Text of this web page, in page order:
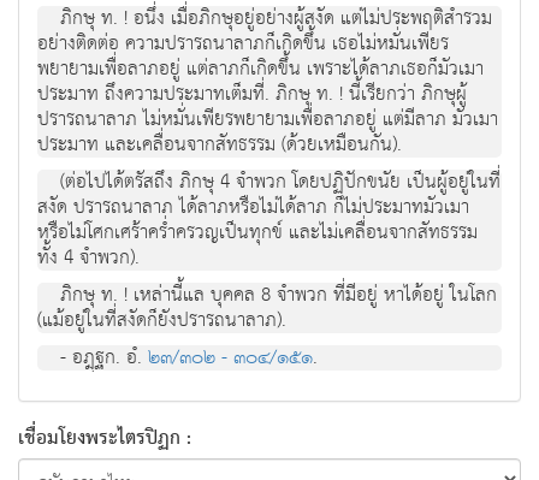
ภิกษุ ท. ! อนึ่ง เมื่อภิกษุอยู่อย่างผู้สงัด แต่ไม่ประพฤติสำรวม
อย่างติดต่อ ความปรารถนาลาภก็เกิดขึ้น เธอไม่หมั่นเพียร
พยายามเพื่อลาภอยู่ แต่ลาภก็เกิดขึ้น เพราะได้ลาภเธอก็มัวเมา
ประมาท ถึงความประมาทเต็มที่. ภิกษุ ท. ! นี้เรียกว่า ภิกษุผู้
ปรารถนาลาภ ไม่หมั่นเพียรพยายามเพื่อลาภอยู่ แต่มีลาภ มัวเมา
ประมาท และเคลื่อนจากสัทธรรม (ด้วยเหมือนกัน).
(ต่อไปได้ตรัสถึง ภิกษุ 4 จำพวก โดยปฏิปักขนัย เป็นผู้อยู่ในที่
สงัด ปรารถนาลาภ ได้ลาภหรือไม่ได้ลาภ ก็ไม่ประมาทมัวเมา
หรือไม่โศกเศร้าคร่ำครวญเป็นทุกข์ และไม่เคลื่อนจากสัทธรรม
ทั้ง 4 จำพวก).
ภิกษุ ท. ! เหล่านี้แล บุคคล 8 จำพวก ที่มีอยู่ หาได้อยู่ ในโลก
(แม้อยู่ในที่สงัดก็ยังปรารถนาลาภ).
- อฎฺฐก. อํ.๒๓/๓๐๒ - ๓๐๔/๑๕๑.
เชื่อมโยงพระไตรปิฏก :